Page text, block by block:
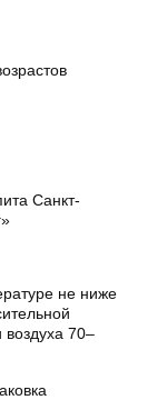
Санкт-
не ниже
воздуха 70–